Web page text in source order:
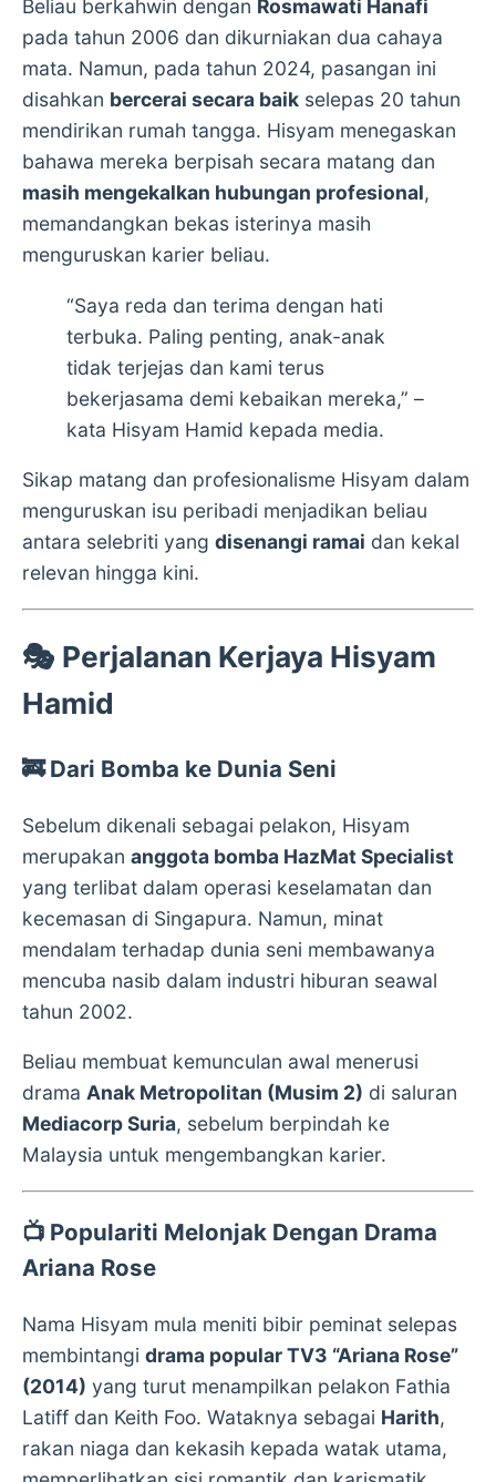
Beliau berkahwin dengan Rosmawati Hanafi
pada tahun 2006 dan dikurniakan dua cahaya
mata. Namun, pada tahun 2024, pasangan ini
disahkan bercerai secara baik selepas 20 tahun
mendirikan rumah tangga. Hisyam menegaskan
bahawa mereka berpisah secara matang dan
masih mengekalkan hubungan profesional,
memandangkan bekas isterinya masih
menguruskan karier beliau.
“Saya reda dan terima dengan hati
terbuka. Paling penting, anak-anak
tidak terjejas dan kami terus
bekerjasama demi kebaikan mereka,” –
kata Hisyam Hamid kepada media.
Sikap matang dan profesionalisme Hisyam dalam
menguruskan isu peribadi menjadikan beliau
antara selebriti yang disenangi ramai dan kekal
relevan hingga kini.
🎭 Perjalanan Kerjaya Hisyam
Hamid
🚒 Dari Bomba ke Dunia Seni
Sebelum dikenali sebagai pelakon, Hisyam
merupakan anggota bomba HazMat Specialist
yang terlibat dalam operasi keselamatan dan
kecemasan di Singapura. Namun, minat
mendalam terhadap dunia seni membawanya
mencuba nasib dalam industri hiburan seawal
tahun 2002.
Beliau membuat kemunculan awal menerusi
drama Anak Metropolitan (Musim 2) di saluran
Mediacorp Suria, sebelum berpindah ke
Malaysia untuk mengembangkan karier.
📺 Populariti Melonjak Dengan Drama
Ariana Rose
Nama Hisyam mula meniti bibir peminat selepas
membintangi drama popular TV3 “Ariana Rose”
(2014) yang turut menampilkan pelakon Fathia
Latiff dan Keith Foo. Wataknya sebagai Harith,
rakan niaga dan kekasih kepada watak utama,